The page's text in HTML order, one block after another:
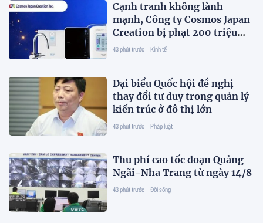
Cạnh tranh không lành
mạnh, Công ty Cosmos Japan
Creation bị phạt 200 triệu
đồng
43 phút trước Kinh tế
Đại biểu Quốc hội đề nghị
thay đổi tư duy trong quản lý
kiến trúc ở đô thị lớn
43 phút trước Pháp luật
Thu phí cao tốc đoạn Quảng
Ngãi-Nha Trang từ ngày 14/8
43 phút trước Đời sống